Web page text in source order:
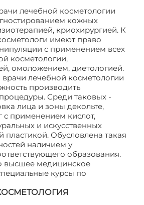
лечебной косметологии
кожных
криохирургией. К
имеют право
с применением всех
косметологии,
омоложением, диетологией.
лечебной косметологии
производить
Среди таковых -
лица и зоны декольте,
с применением кислот,
и искусственных
пластикой. Обусловлена такая
наличием у
образования.
высшее медицинское
курсы по